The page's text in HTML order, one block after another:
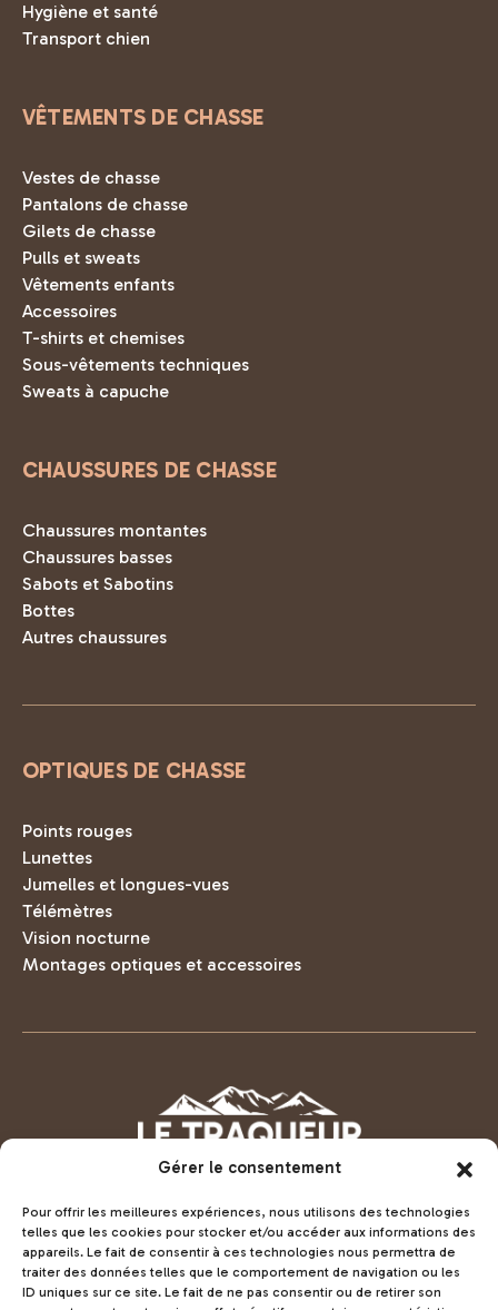
Gérer le consentement
Pour offrir les meilleures expériences, nous utilisons des technologies
telles que les cookies pour stocker et/ou accéder aux informations des
appareils. Le fait de consentir à ces technologies nous permettra de
traiter des données telles que le comportement de navigation ou les
ID uniques sur ce site. Le fait de ne pas consentir ou de retirer son
Hygiène et santé
Transport chien
VÊTEMENTS DE CHASSE
Vestes de chasse
Pantalons de chasse
Gilets de chasse
Pulls et sweats
Vêtements enfants
Accessoires
T-shirts et chemises
Sous-vêtements techniques
Sweats à capuche
CHAUSSURES DE CHASSE
Chaussures montantes
Chaussures basses
Sabots et Sabotins
Bottes
Autres chaussures
OPTIQUES DE CHASSE
Points rouges
Lunettes
Jumelles et longues-vues
Télémètres
Vision nocturne
Montages optiques et accessoires
Voir la boutique LeTraqueur.fr